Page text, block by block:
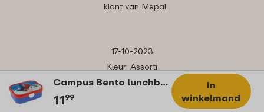
Campus Bento lunchbox met vorkje - Spiderman
1199
In
winkelmand
klant van Mepal
17-10-2023
Kleur: Assorti
"Super comme produit"